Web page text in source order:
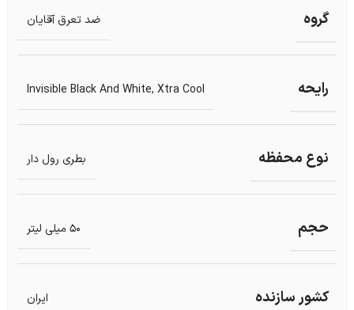
گروه ضد تعرق آقایان
رایحه Invisible Black And White, Xtra Cool
نوع محفظه بطری رول دار
حجم 50 میلی لیتر
کشور سازنده ایران